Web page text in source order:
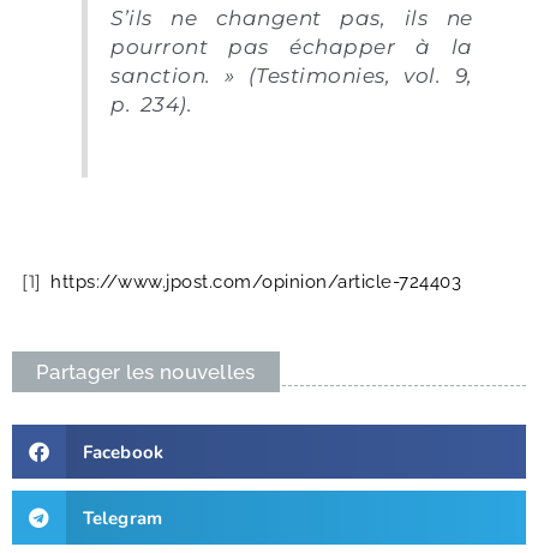
S’ils ne changent pas, ils ne
pourront pas échapper à la
sanction. » (Testimonies, vol. 9,
p. 234).
[1] https://www.jpost.com/opinion/article-724403
Partager les nouvelles
Facebook
Telegram